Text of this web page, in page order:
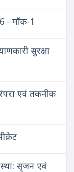
- मॉक-1
सुरक्षा
एवं तकनीक
सृजन एवं